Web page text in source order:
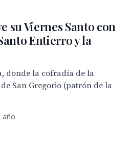
su Viernes Santo con
Entierro y la
donde la cofradía de la
San Gregorio (patrón de la
año